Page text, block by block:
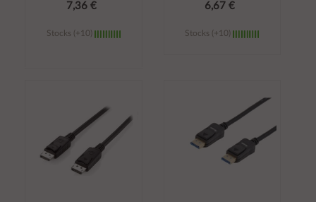
7,36 €
Stocks (+10)
6,67 €
Stocks (+10)